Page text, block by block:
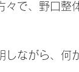
々で、野口
ながら、何